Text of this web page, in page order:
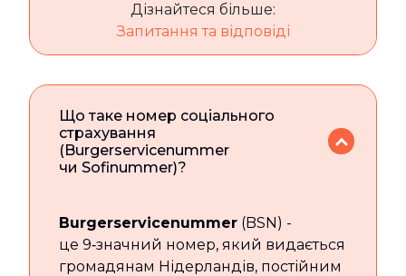
Дізнайтеся більше:
Запитання та відповіді
Що таке номер соціального
страхування
(Burgerservicenummer
чи Sofinummer)?
Burgerservicenummer (BSN) -
це 9‑значний номер, який видається
громадянам Нідерландів, постійним